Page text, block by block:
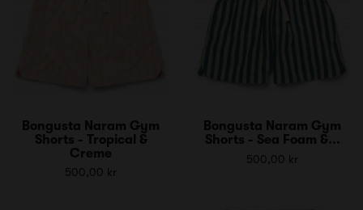
Bongusta Naram Gym
Shorts - Tropical &
Creme
500,00 kr
Bongusta Naram Gym
Shorts - Sea Foam &...
500,00 kr